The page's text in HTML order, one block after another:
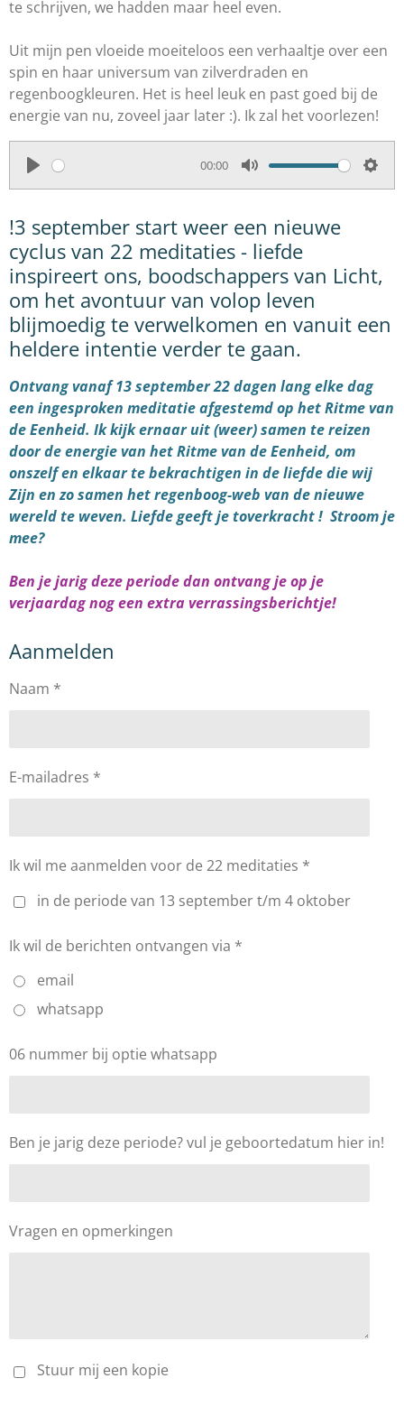
te schrijven, we hadden maar heel even.
Uit mijn pen vloeide moeiteloos een verhaaltje over een
spin en haar universum van zilverdraden en
regenboogkleuren. Het is heel leuk en past goed bij de
energie van nu, zoveel jaar later :). Ik zal het voorlezen!
P
a
y
00:00
M
t
e
S
i
g
!3 september start weer een nieuwe
cyclus van 22 meditaties - liefde
inspireert ons, boodschappers van Licht,
om het avontuur van volop leven
blijmoedig te verwelkomen en vanuit een
heldere intentie verder te gaan.
Ontvang vanaf 13 september 22 dagen lang elke dag
een ingesproken meditatie afgestemd op het Ritme van
de Eenheid. Ik kijk ernaar uit (weer) samen te reizen
door de energie van het Ritme van de Eenheid, om
onszelf en elkaar te bekrachtigen in de liefde die wij
Zijn en zo samen het regenboog-web van de nieuwe
wereld te weven. Liefde geeft je toverkracht ! Stroom je
mee?
Ben je jarig deze periode dan ontvang je op je
verjaardag nog een extra verrassingsberichtje!
Aanmelden
Naam *
E-mailadres *
Ik wil me aanmelden voor de 22 meditaties *
in de periode van 13 september t/m 4 oktober
Ik wil de berichten ontvangen via *
email
whatsapp
06 nummer bij optie whatsapp
Ben je jarig deze periode? vul je geboortedatum hier in!
Vragen en opmerkingen
Stuur mij een kopie